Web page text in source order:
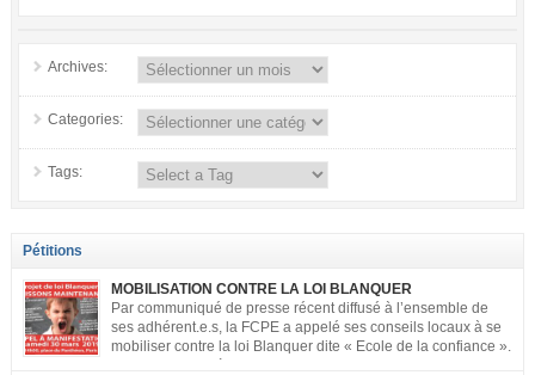
Archives:
Categories:
Tags:
Pétitions
MOBILISATION CONTRE LA LOI BLANQUER
Par communiqué de presse récent diffusé à l’ensemble de
ses adhérent.e.s, la FCPE a appelé ses conseils locaux à se
mobiliser contre la loi Blanquer dite « Ecole de la confiance ».